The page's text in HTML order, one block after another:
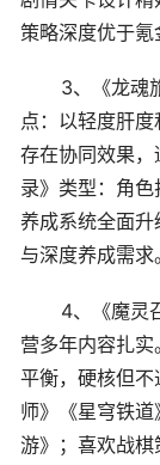
策略深度优于氪
3、《龙魂
点：以轻度肝度
存在协同效果，
录》类型：角
养成系统全面
与深度养成需求。
4、《魔灵
营多年内容扎
平衡，硬核但
师》《星穹铁
游》；喜欢战